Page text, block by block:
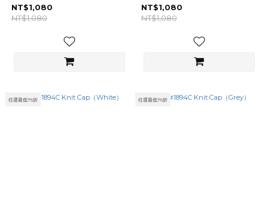
NT$1,080
NT$1,080
NT$1,080
NT$1,080
任選最低75折 任選最低75折